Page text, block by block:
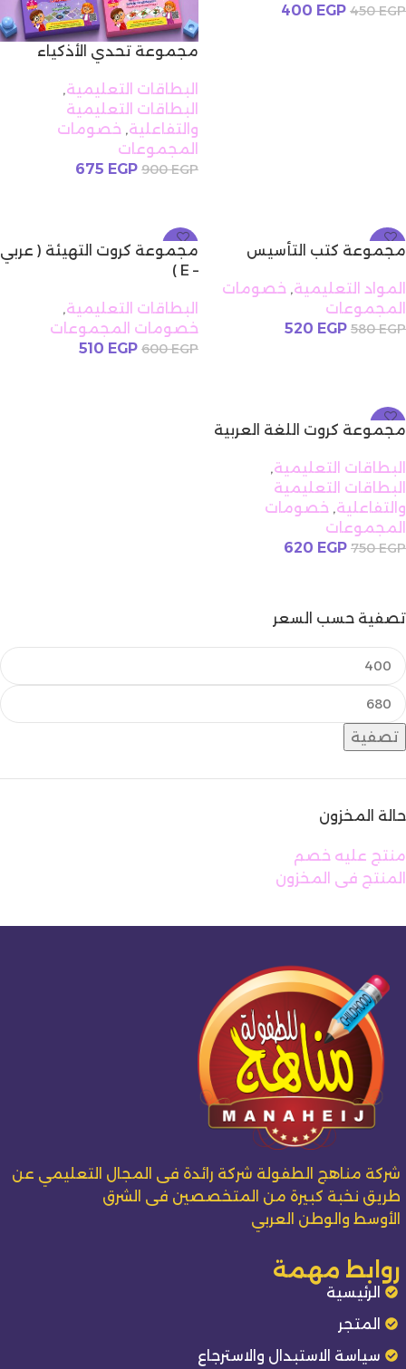
تصفية حسب السعر
تصفية
حالة المخزون
منتج عليه خصم
المنتج فى المخزون
450EGP
400 EGP
مجموعة تحدي الأذكياء
البطاقات التعليمية,
البطاقات التعليمية
والتفاعلية, خصومات
المجموعات
900EGP
675 EGP
-10%
مجموعة كتب التأسيس
المواد التعليمية, خصومات
المجموعات
580EGP
520 EGP
-15%
مجموعة كروت التهيئة ( عربي
– E )
البطاقات التعليمية,
خصومات المجموعات
600EGP
510 EGP
-17%
مجموعة كروت اللغة العربية
البطاقات التعليمية,
البطاقات التعليمية
والتفاعلية, خصومات
المجموعات
750EGP
620 EGP
شركة مناهج الطفولة شركة رائدة فى المجال التعليمي عن
طريق نخبة كبيرة من المتخصصين فى الشرق
الأوسط والوطن العربي
روابط مهمة
الرئيسية
المتجر
سياسة الاستبدال والاسترجاع